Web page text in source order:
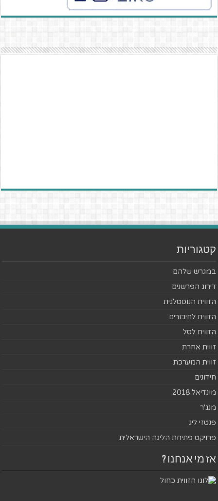
קטגוריות
במגרש שלהם
דירוג הפרשנים
הזווית הנוסטלגית
הזווית לחיבורים
הזווית לסל
זווית אחרת
זווית המערכת
חידונים
מונדיאל 2018
מנג'ר
פנטזי ליג
פרויקט פתיחת הליגה הישראלית
אז מי אנחנו ?